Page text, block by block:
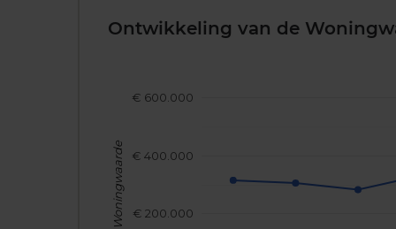
Ontwikkeling van de
€ 200.000
€ 400.000
€ 600.000
Woningwaarde